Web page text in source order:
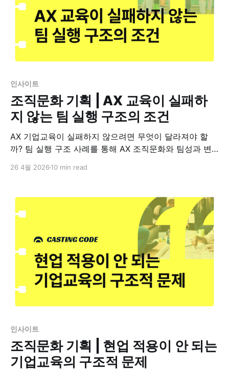
인사이트
조직문화 기획 | AX 교육이 실패하
지 않는 팀 실행 구조의 조건
AX 기업교육이 실패하지 않으려면 무엇이 달라져야 할
까? 팀 실행 구조 사례를 통해 AX 조직문화와 팀성과 변
26 4월 2026 10 min read
인사이트
조직문화 기획 | 현업 적용이 안 되는
기업교육의 구조적 문제